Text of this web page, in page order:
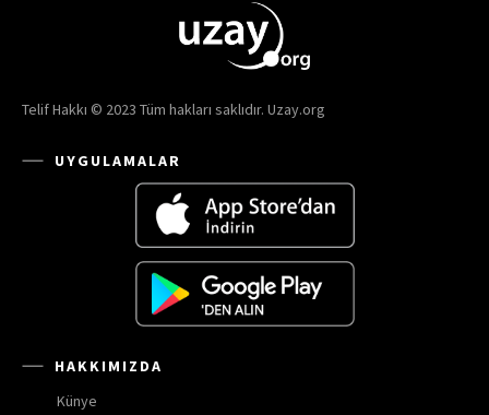
Telif Hakkı © 2023 Tüm hakları saklıdır. Uzay.org
UYGULAMALAR
HAKKIMIZDA
Künye